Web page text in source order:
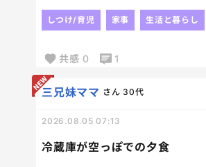
しつけ/育児 家事 生活と暮らし
共感 0 1
冷蔵庫が空っぽでの夕食
三兄妹ママ さん 30代
2026.08.05 07:13